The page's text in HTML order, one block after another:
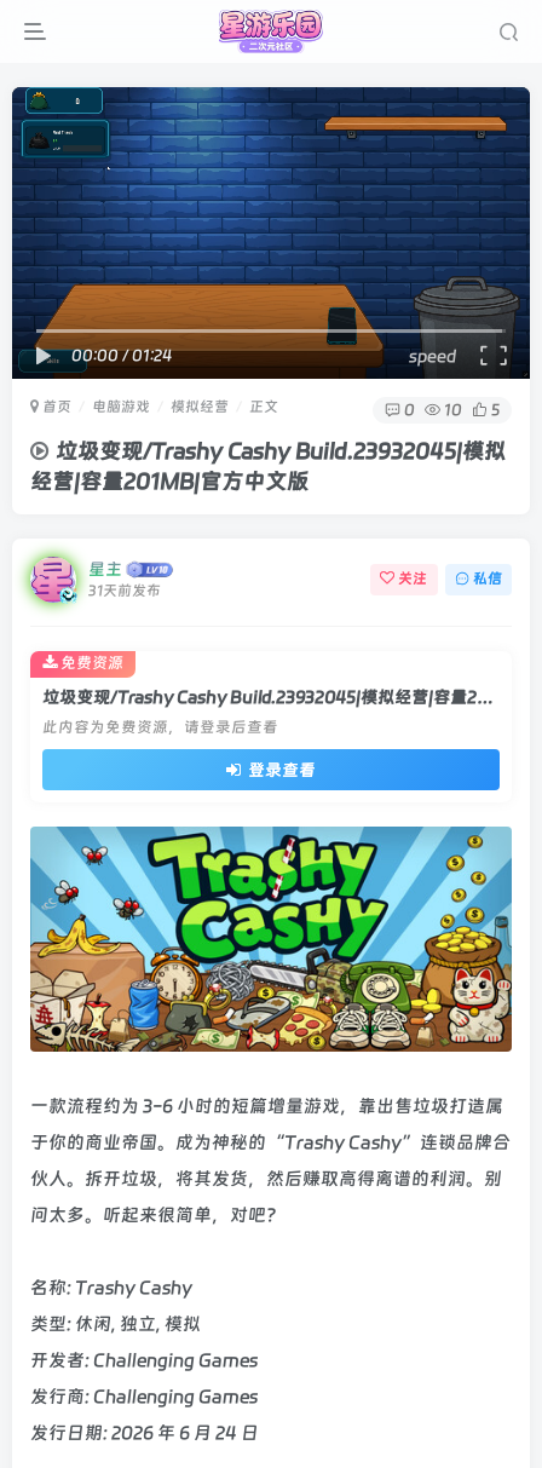
00:00/01:24 speed
首页 电脑游戏 模拟经营 正文 0 10 5
垃圾变现/Trashy Cashy Build.23932045|模拟
经营|容量201MB|官方中文版
星主
31天前发布
关注 私信
垃圾变现/Trashy Cashy Build.23932045|模拟经营|容量201MB|官方中文版
此内容为免费资源，请登录后查看
登录查看
免费资源
一款流程约为 3-6 小时的短篇增量游戏，靠出售垃圾打造属
于你的商业帝国。成为神秘的“Trashy Cashy”连锁品牌合
伙人。拆开垃圾，将其发货，然后赚取高得离谱的利润。别
问太多。听起来很简单，对吧？
名称: Trashy Cashy
类型: 休闲, 独立, 模拟
开发者: Challenging Games
发行商: Challenging Games
发行日期: 2026 年 6 月 24 日